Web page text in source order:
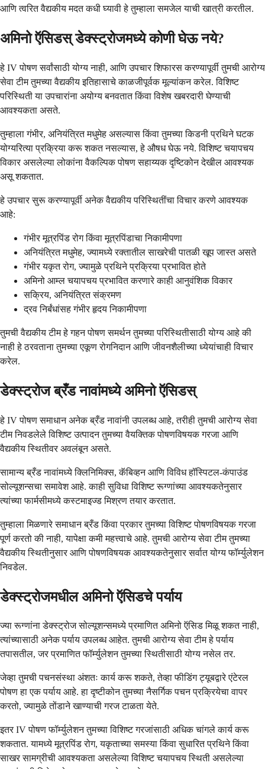
आणि त्वरित वैद्यकीय मदत कधी घ्यावी हे तुम्हाला समजेल याची खात्री करतील.
अमिनो ऍसिडस् डेक्स्ट्रोजमध्ये कोणी घेऊ नये?
हे IV पोषण सर्वांसाठी योग्य नाही, आणि उपचार शिफारस करण्यापूर्वी तुमची आरोग्य
सेवा टीम तुमच्या वैद्यकीय इतिहासाचे काळजीपूर्वक मूल्यांकन करेल. विशिष्ट
परिस्थिती या उपचारांना अयोग्य बनवतात किंवा विशेष खबरदारी घेण्याची
आवश्यकता असते.
तुम्हाला गंभीर, अनियंत्रित मधुमेह असल्यास किंवा तुमच्या किडनी प्रथिने घटक
योग्यरित्या प्रक्रिया करू शकत नसल्यास, हे औषध घेऊ नये. विशिष्ट चयापचय
विकार असलेल्या लोकांना वैकल्पिक पोषण सहाय्यक दृष्टिकोन देखील आवश्यक
असू शकतात.
हे उपचार सुरू करण्यापूर्वी अनेक वैद्यकीय परिस्थितींचा विचार करणे आवश्यक
आहे:
गंभीर मूत्रपिंड रोग किंवा मूत्रपिंडाचा निकामीपणा
अनियंत्रित मधुमेह, ज्यामध्ये रक्तातील साखरेची पातळी खूप जास्त असते
गंभीर यकृत रोग, ज्यामुळे प्रथिने प्रक्रिया प्रभावित होते
अमिनो आम्ल चयापचय प्रभावित करणारे काही आनुवंशिक विकार
सक्रिय, अनियंत्रित संक्रमण
द्रव निर्बंधांसह गंभीर हृदय निकामीपणा
तुमची वैद्यकीय टीम हे गहन पोषण समर्थन तुमच्या परिस्थितीसाठी योग्य आहे की
नाही हे ठरवताना तुमच्या एकूण रोगनिदान आणि जीवनशैलीच्या ध्येयांचाही विचार
करेल.
डेक्स्ट्रोज ब्रँड नावांमध्ये अमिनो ऍसिडस्
हे IV पोषण समाधान अनेक ब्रँड नावांनी उपलब्ध आहे, तरीही तुमची आरोग्य सेवा
टीम निवडलेले विशिष्ट उत्पादन तुमच्या वैयक्तिक पोषणविषयक गरजा आणि
वैद्यकीय स्थितीवर अवलंबून असते.
सामान्य ब्रँड नावांमध्ये क्लिनिमिक्स, कॅबिव्हन आणि विविध हॉस्पिटल-कंपाउंड
सोल्यूशन्सचा समावेश आहे. काही सुविधा विशिष्ट रूग्णांच्या आवश्यकतेनुसार
त्यांच्या फार्मसीमध्ये कस्टमाइज्ड मिश्रण तयार करतात.
तुम्हाला मिळणारे समाधान ब्रँड किंवा प्रकार तुमच्या विशिष्ट पोषणविषयक गरजा
पूर्ण करतो की नाही, यापेक्षा कमी महत्त्वाचे आहे. तुमची आरोग्य सेवा टीम तुमच्या
वैद्यकीय स्थितीनुसार आणि पोषणविषयक आवश्यकतेनुसार सर्वात योग्य फॉर्म्युलेशन
निवडेल.
डेक्स्ट्रोजमधील अमिनो ऍसिडचे पर्याय
ज्या रूग्णांना डेक्स्ट्रोज सोल्यूशन्समध्ये प्रमाणित अमिनो ऍसिड मिळू शकत नाही,
त्यांच्यासाठी अनेक पर्याय उपलब्ध आहेत. तुमची आरोग्य सेवा टीम हे पर्याय
तपासतील, जर प्रमाणित फॉर्म्युलेशन तुमच्या स्थितीसाठी योग्य नसेल तर.
जेव्हा तुमची पचनसंस्था अंशतः कार्य करू शकते, तेव्हा फीडिंग ट्यूबद्वारे एंटेरल
पोषण हा एक पर्याय आहे. हा दृष्टीकोन तुमच्या नैसर्गिक पचन प्रक्रियेचा वापर
करतो, ज्यामुळे तोंडाने खाण्याची गरज टाळता येते.
इतर IV पोषण फॉर्म्युलेशन तुमच्या विशिष्ट गरजांसाठी अधिक चांगले कार्य करू
शकतात. यामध्ये मूत्रपिंड रोग, यकृताच्या समस्या किंवा सुधारित प्रथिने किंवा
साखर सामग्रीची आवश्यकता असलेल्या विशिष्ट चयापचय स्थिती असलेल्या